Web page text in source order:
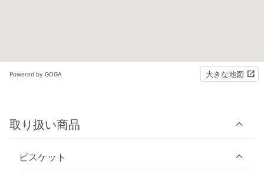
Powered by GOGA 大きな地図
取り扱い商品
ビスケット